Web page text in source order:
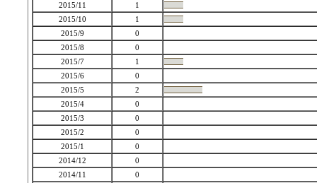
2015/11
1
2015/10
1
2015/9
0
2015/8
0
2015/7
1
2015/6
0
2015/5
2
2015/4
0
2015/3
0
2015/2
0
2015/1
0
2014/12
0
2014/11
0